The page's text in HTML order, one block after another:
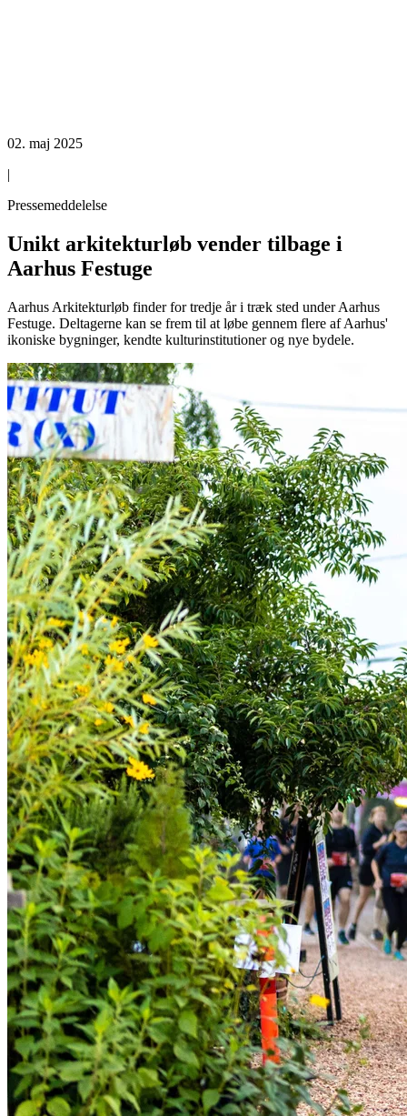
02. maj 2025
|
Pressemeddelelse
Unikt arkitekturløb vender tilbage i
Aarhus Festuge
Aarhus Arkitekturløb finder for tredje år i træk sted under Aarhus
Festuge. Deltagerne kan se frem til at løbe gennem flere af Aarhus'
ikoniske bygninger, kendte kulturinstitutioner og nye bydele.